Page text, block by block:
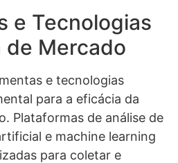
e Tecnologias
de Mercado
e tecnologias
para a eficácia da
Plataformas de análise de
e machine learning
para coletar e